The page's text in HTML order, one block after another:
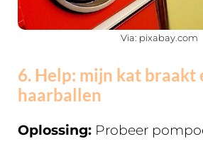
Via: pixabay.com
6. Help: mijn kat braakt
haarballen
Oplossing: Probeer